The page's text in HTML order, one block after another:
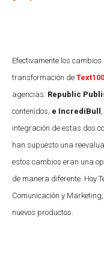
Efectivamente los
transformación de Text100
agencias: Republic
contenidos; e IncrediBull
integración de estas dos
han supuesto una
estos cambios eran una
de manera diferente. Hoy
Comunicación y
nuevos productos.